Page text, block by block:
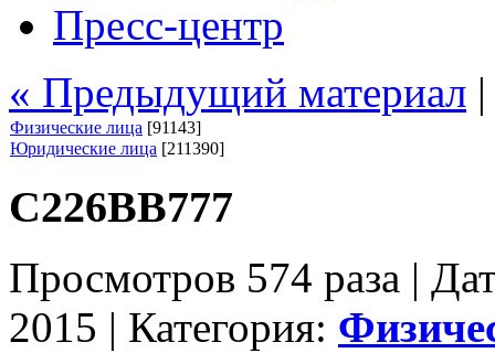
Пресс-центр
« Предыдущий материал
Физические лица [91143]
Юридические лица [211390]
С226ВВ777
Просмотров 574 раза |
2015 | Категория: